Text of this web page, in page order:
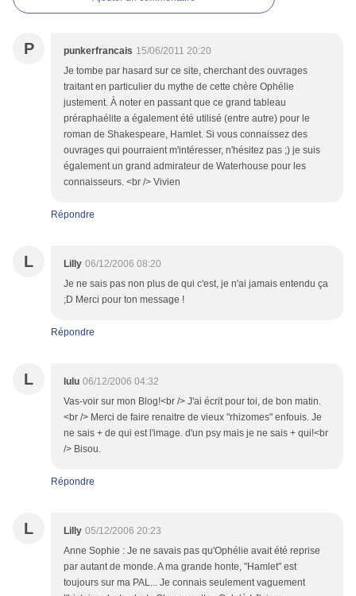
P punkerfrancais 15/06/2011 20:20
Je tombe par hasard sur ce site, cherchant des ouvrages
traitant en particulier du mythe de cette chère Ophélie
justement. À noter en passant que ce grand tableau
préraphaélite a également été utilisé (entre autre) pour le
roman de Shakespeare, Hamlet. Si vous connaissez des
ouvrages qui pourraient m'intéresser, n'hésitez pas ;) je suis
également un grand admirateur de Waterhouse pour les
connaisseurs. <br /> Vivien
Répondre
L Lilly 06/12/2006 08:20
Je ne sais pas non plus de qui c'est, je n'ai jamais entendu ça
;D Merci pour ton message !
Répondre
L lulu 06/12/2006 04:32
Vas-voir sur mon Blog!<br /> J'ai écrit pour toi, de bon matin.
<br /> Merci de faire renaitre de vieux "rhizomes" enfouis. Je
ne sais + de qui est l'image. d'un psy mais je ne sais + qui!<br
/> Bisou.
Répondre
L Lilly 05/12/2006 20:23
Anne Sophie : Je ne savais pas qu'Ophélie avait été reprise
par autant de monde. A ma grande honte, "Hamlet" est
toujours sur ma PAL... Je connais seulement vaguement